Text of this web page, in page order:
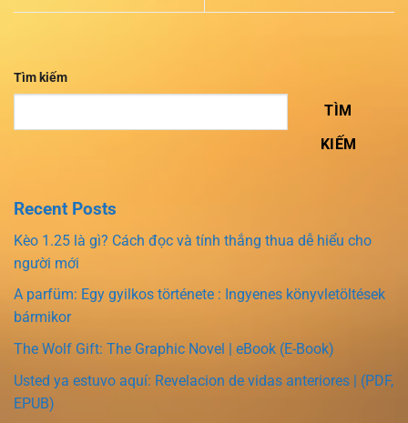
Tìm kiếm
TÌM
KIẾM
Recent Posts
Kèo 1.25 là gì? Cách đọc và tính thắng thua dễ hiểu cho
người mới
A parfüm: Egy gyilkos története : Ingyenes könyvletöltések
bármikor
The Wolf Gift: The Graphic Novel | eBook (E-Book)
Usted ya estuvo aquí: Revelacion de vidas anteriores | (PDF,
EPUB)